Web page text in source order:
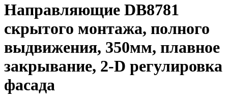
Направляющие DB8781
скрытого монтажа, полного
выдвижения, 350мм, плавное
закрывание, 2-D регулировка
фасада